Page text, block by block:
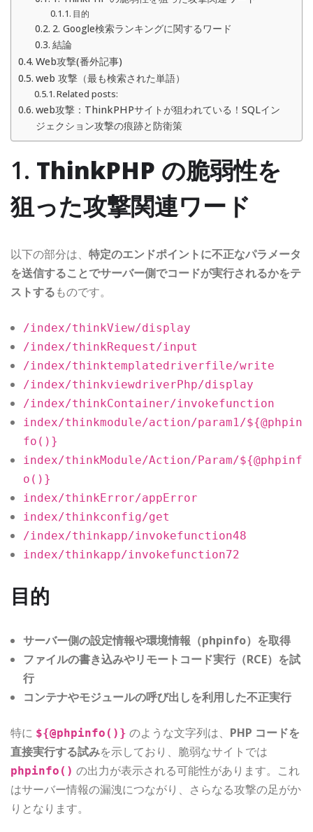
目的
2. Google検索ランキングに関するワード
結論
Web攻撃(番外記事)
web 攻撃（最も検索された単語）
Related posts:
web攻撃：ThinkPHPサイトが狙われている！SQLイン
ジェクション攻撃の痕跡と防衛策
1. ThinkPHP の脆弱性を
狙った攻撃関連ワード
以下の部分は、 特定のエンドポイントに不正なパラメータ
を送信することでサーバー側でコードが実行されるかをテ
ストするものです。
/index/thinkView/display
/index/thinkRequest/input
/index/thinktemplatedriverfile/write
/index/thinkviewdriverPhp/display
/index/thinkContainer/invokefunction
index/thinkmodule/action/param1/${@phpin
fo()}
index/thinkModule/Action/Param/${@phpinf
o()}
index/thinkError/appError
index/thinkconfig/get
/index/thinkapp/invokefunction48
index/thinkapp/invokefunction72
目的
サーバー側の設定情報や環境情報（phpinfo）を取得
ファイルの書き込みやリモートコード実行（RCE）を試
行
コンテナやモジュールの呼び出しを利用した不正実行
特に ${@phpinfo()} のような文字列は、 PHP コードを
直接実行する試みを示しており、脆弱なサイトでは
phpinfo() の出力が表示される可能性があります。これ
はサーバー情報の漏洩につながり、さらなる攻撃の足がか
りとなります。